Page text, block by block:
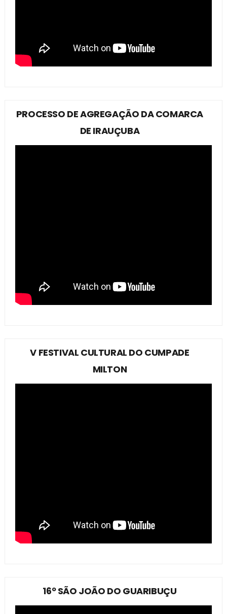
PROCESSO DE AGREGAÇÃO DA COMARCA
DE IRAUÇUBA
V FESTIVAL CULTURAL DO CUMPADE
MILTON
16º SÃO JOÃO DO GUARIBUÇU